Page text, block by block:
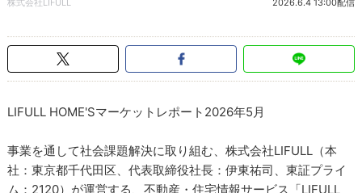
株式会社LIFULL 2026.6.4 13:00配信
LIFULL HOME'Sマーケットレポート2026年5月
事業を通して社会課題解決に取り組む、株式会社LIFULL（本
社：東京都千代田区、代表取締役社長：伊東祐司、東証プライ
ム：2120）が運営する、不動産・住宅情報サービス「LIFULL